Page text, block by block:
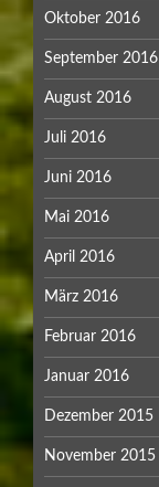
Oktober 2016
September 2016
August 2016
Juli 2016
Juni 2016
Mai 2016
April 2016
März 2016
Februar 2016
Januar 2016
Dezember 2015
November 2015